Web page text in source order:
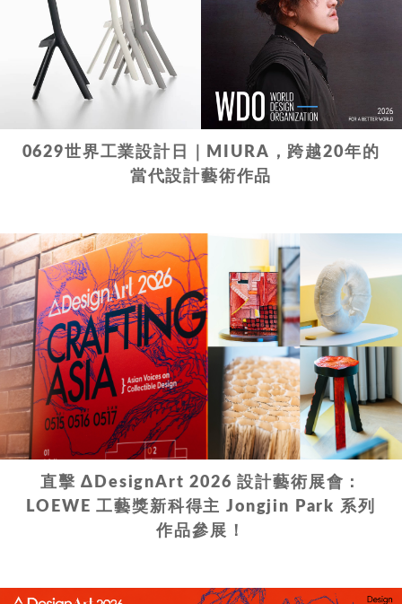
0629世界工業設計日｜MIURA，跨越20年的
當代設計藝術作品
直擊 ΔDesignArt 2026 設計藝術展會：
LOEWE 工藝獎新科得主 Jongjin Park 系列
作品參展！